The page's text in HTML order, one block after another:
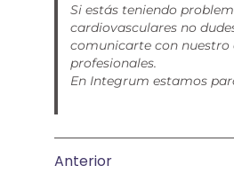
Si estás teniendo
cardiovasculares no
comunicarte con nuestro
profesionales.
En Integrum estamos
Anterior